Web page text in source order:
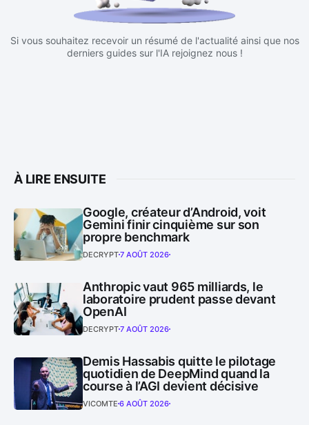
Si vous souhaitez recevoir un résumé de l'actualité ainsi que nos
derniers guides sur l'IA rejoignez nous !
À LIRE ENSUITE
Google, créateur d’Android, voit
Gemini finir cinquième sur son
propre benchmark
DECRYPT7 AOÛT 2026
Anthropic vaut 965 milliards, le
laboratoire prudent passe devant
OpenAI
DECRYPT7 AOÛT 2026
Demis Hassabis quitte le pilotage
quotidien de DeepMind quand la
course à l’AGI devient décisive
VICOMTE 6 AOÛT 2026